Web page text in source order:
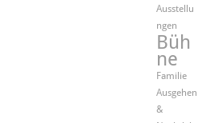
Ausstellu
ngen
Büh
ne
Familie
Ausgehen
&